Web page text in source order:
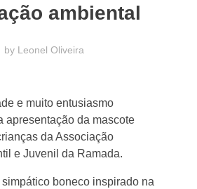
ambiental
by Leonel Oliveira
e muito entusiasmo
apresentação da mascote
da Associação
e Juvenil da Ramada.
simpático boneco inspirado na